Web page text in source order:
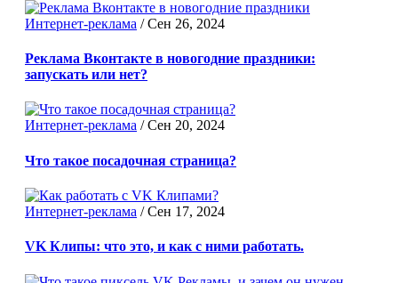
Интернет-реклама /Сен 26, 2024
Реклама Вконтакте в новогодние праздники:
запускать или нет?
Интернет-реклама /Сен 20, 2024
Что такое посадочная страница?
Интернет-реклама /Сен 17, 2024
VK Клипы: что это, и как с ними работать.